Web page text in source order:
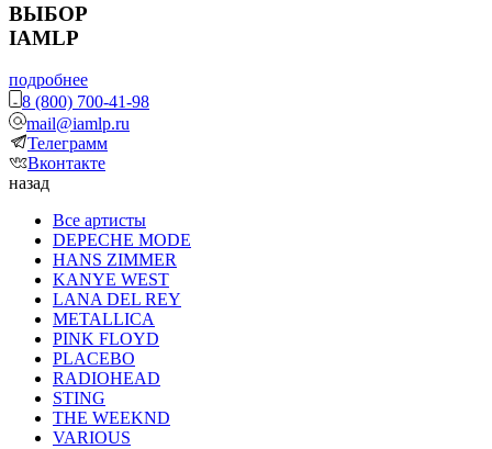
ВЫБОР
IAMLP
подробнее
8 (800) 700-41-98
mail@iamlp.ru
Телеграмм
Вконтакте
назад
Все артисты
DEPECHE MODE
HANS ZIMMER
KANYE WEST
LANA DEL REY
METALLICA
PINK FLOYD
PLACEBO
RADIOHEAD
STING
THE WEEKND
VARIOUS